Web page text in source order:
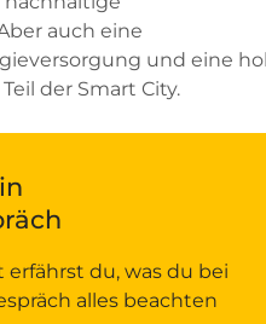
auch eine
und eine
der Smart City.
du, was du bei
alles beachten